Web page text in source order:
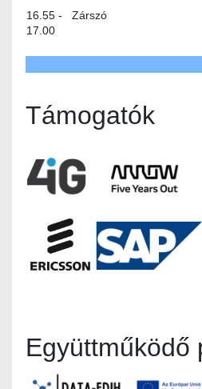
16.55 -
17.00
Zárszó
Támogatók
Együttműködő